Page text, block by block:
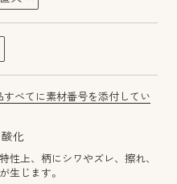
すべてに素材番号を添付してい
酸化
性上、柄にシワやズレ、擦れ、
生じます。